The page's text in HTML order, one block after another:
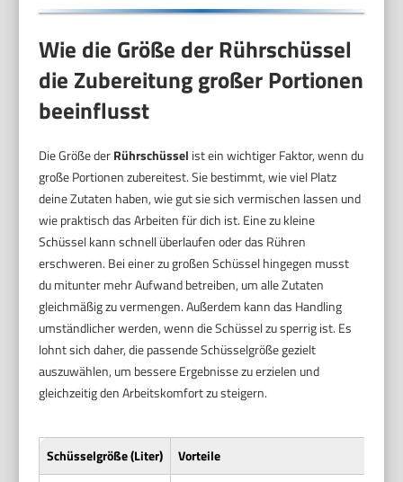
Wie die Größe der Rührschüssel
die Zubereitung großer Portionen
beeinflusst
Die Größe derRührschüssel ist ein wichtiger Faktor, wenn du
große Portionen zubereitest. Sie bestimmt, wie viel Platz
deine Zutaten haben, wie gut sie sich vermischen lassen und
wie praktisch das Arbeiten für dich ist. Eine zu kleine
Schüssel kann schnell überlaufen oder das Rühren
erschweren. Bei einer zu großen Schüssel hingegen musst
du mitunter mehr Aufwand betreiben, um alle Zutaten
gleichmäßig zu vermengen. Außerdem kann das Handling
umständlicher werden, wenn die Schüssel zu sperrig ist. Es
lohnt sich daher, die passende Schüsselgröße gezielt
auszuwählen, um bessere Ergebnisse zu erzielen und
gleichzeitig den Arbeitskomfort zu steigern.
Schüsselgröße (Liter)
Vorteile